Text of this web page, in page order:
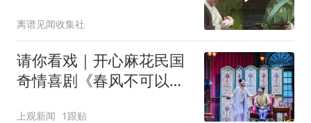
离谱见闻收集社
请你看戏｜开心麻花民国
奇情喜剧《春风不可以》
上观新闻 1跟贴